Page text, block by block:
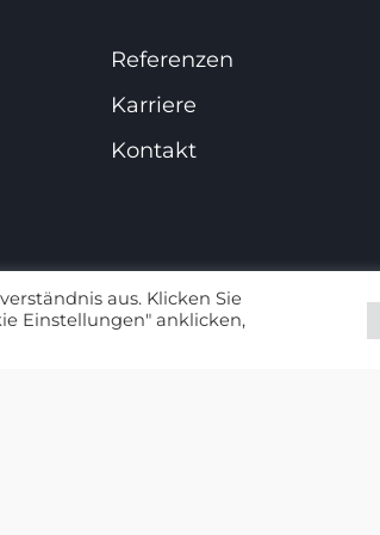
Referenzen
Karriere
Kontakt
aus. Klicken Sie
Einstellungen" anklicken,